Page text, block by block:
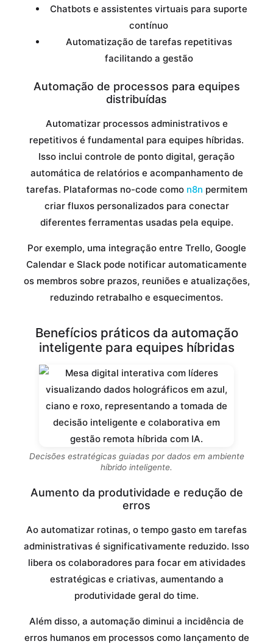
Chatbots e assistentes virtuais para suporte
contínuo
Automatização de tarefas repetitivas
facilitando a gestão
Automação de processos para equipes
distribuídas
Automatizar processos administrativos e
repetitivos é fundamental para equipes híbridas.
Isso inclui controle de ponto digital, geração
automática de relatórios e acompanhamento de
tarefas. Plataformas no-code como n8n permitem
criar fluxos personalizados para conectar
diferentes ferramentas usadas pela equipe.
Por exemplo, uma integração entre Trello, Google
Calendar e Slack pode notificar automaticamente
os membros sobre prazos, reuniões e atualizações,
reduzindo retrabalho e esquecimentos.
Benefícios práticos da automação
inteligente para equipes híbridas
Decisões estratégicas guiadas por dados em ambiente
híbrido inteligente.
Aumento da produtividade e redução de
erros
Ao automatizar rotinas, o tempo gasto em tarefas
administrativas é significativamente reduzido. Isso
libera os colaboradores para focar em atividades
estratégicas e criativas, aumentando a
produtividade geral do time.
Além disso, a automação diminui a incidência de
erros humanos em processos como lançamento de